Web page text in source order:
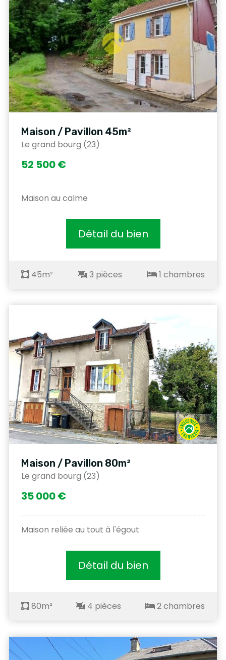
Maison / Pavillon 45m²
Le grand bourg (23)
52 500 €
Maison au calme
Détail du bien
45m² 3 pièces 1 chambres
Maison / Pavillon 80m²
Le grand bourg (23)
35 000 €
Maison reliée au tout à l'égout
Détail du bien
80m² 4 pièces 2 chambres